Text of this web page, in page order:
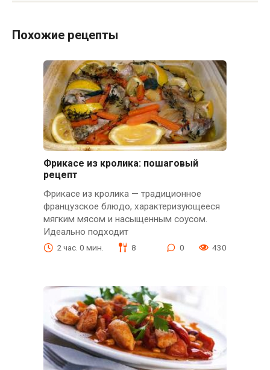
Похожие рецепты
Фрикасе из кролика: пошаговый
рецепт
Фрикасе из кролика — традиционное
французское блюдо, характеризующееся
мягким мясом и насыщенным соусом.
Идеально подходит
2 час. 0 мин. 8 0 430